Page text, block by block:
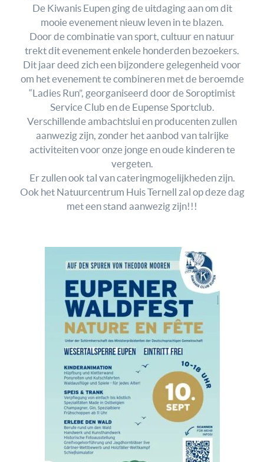
De Kiwanis Eupen ging de uitdaging aan om dit
mooie evenement nieuw leven in te blazen.
Door de combinatie van sport, cultuur en natuur
trekt dit evenement enkele honderden bezoekers.
Dit jaar deed zich een bijzondere gelegenheid voor
om het evenement te combineren met de beroemde
“Ladies Run”, georganiseerd door de Soroptimist
Service Club en de Eupense Sportclub.
Verschillende ambachtslui en producenten zullen
aanwezig zijn, zonder het aanbod van talrijke
activiteiten voor onze jonge en oude kinderen te
vergeten.
Er zullen ook tal van cateringmogelijkheden zijn.
Ook het Natuurcentrum Huis Ternell zal op deze dag
met een stand aanwezig zijn!!!